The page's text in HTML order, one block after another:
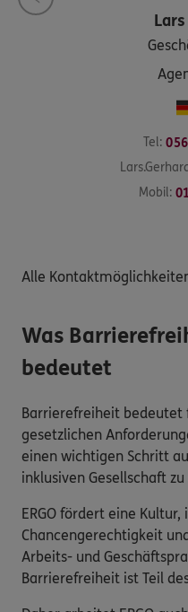
Lars
Tel:
Mobil:
Alle
Was
bedeutet
Barrierefreiheit bedeutet
gesetzlichen
einen wichtigen Schritt
inklusiven Gesellschaft zu
ERGO fördert eine
Chancengerechtigkeit
Arbeits- und
Barrierefreiheit ist Teil